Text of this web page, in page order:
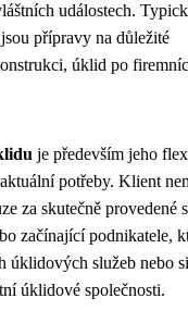
událostech.
přípravy na důležité
úklid po
je především jeho
potřeby. Klient
za skutečně provedené
začínající podnikatele,
úklidových služeb nebo
úklidové společnosti.